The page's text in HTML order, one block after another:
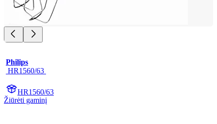
Philips
HR1560/63
HR1560/63
Žiūrėti gaminį